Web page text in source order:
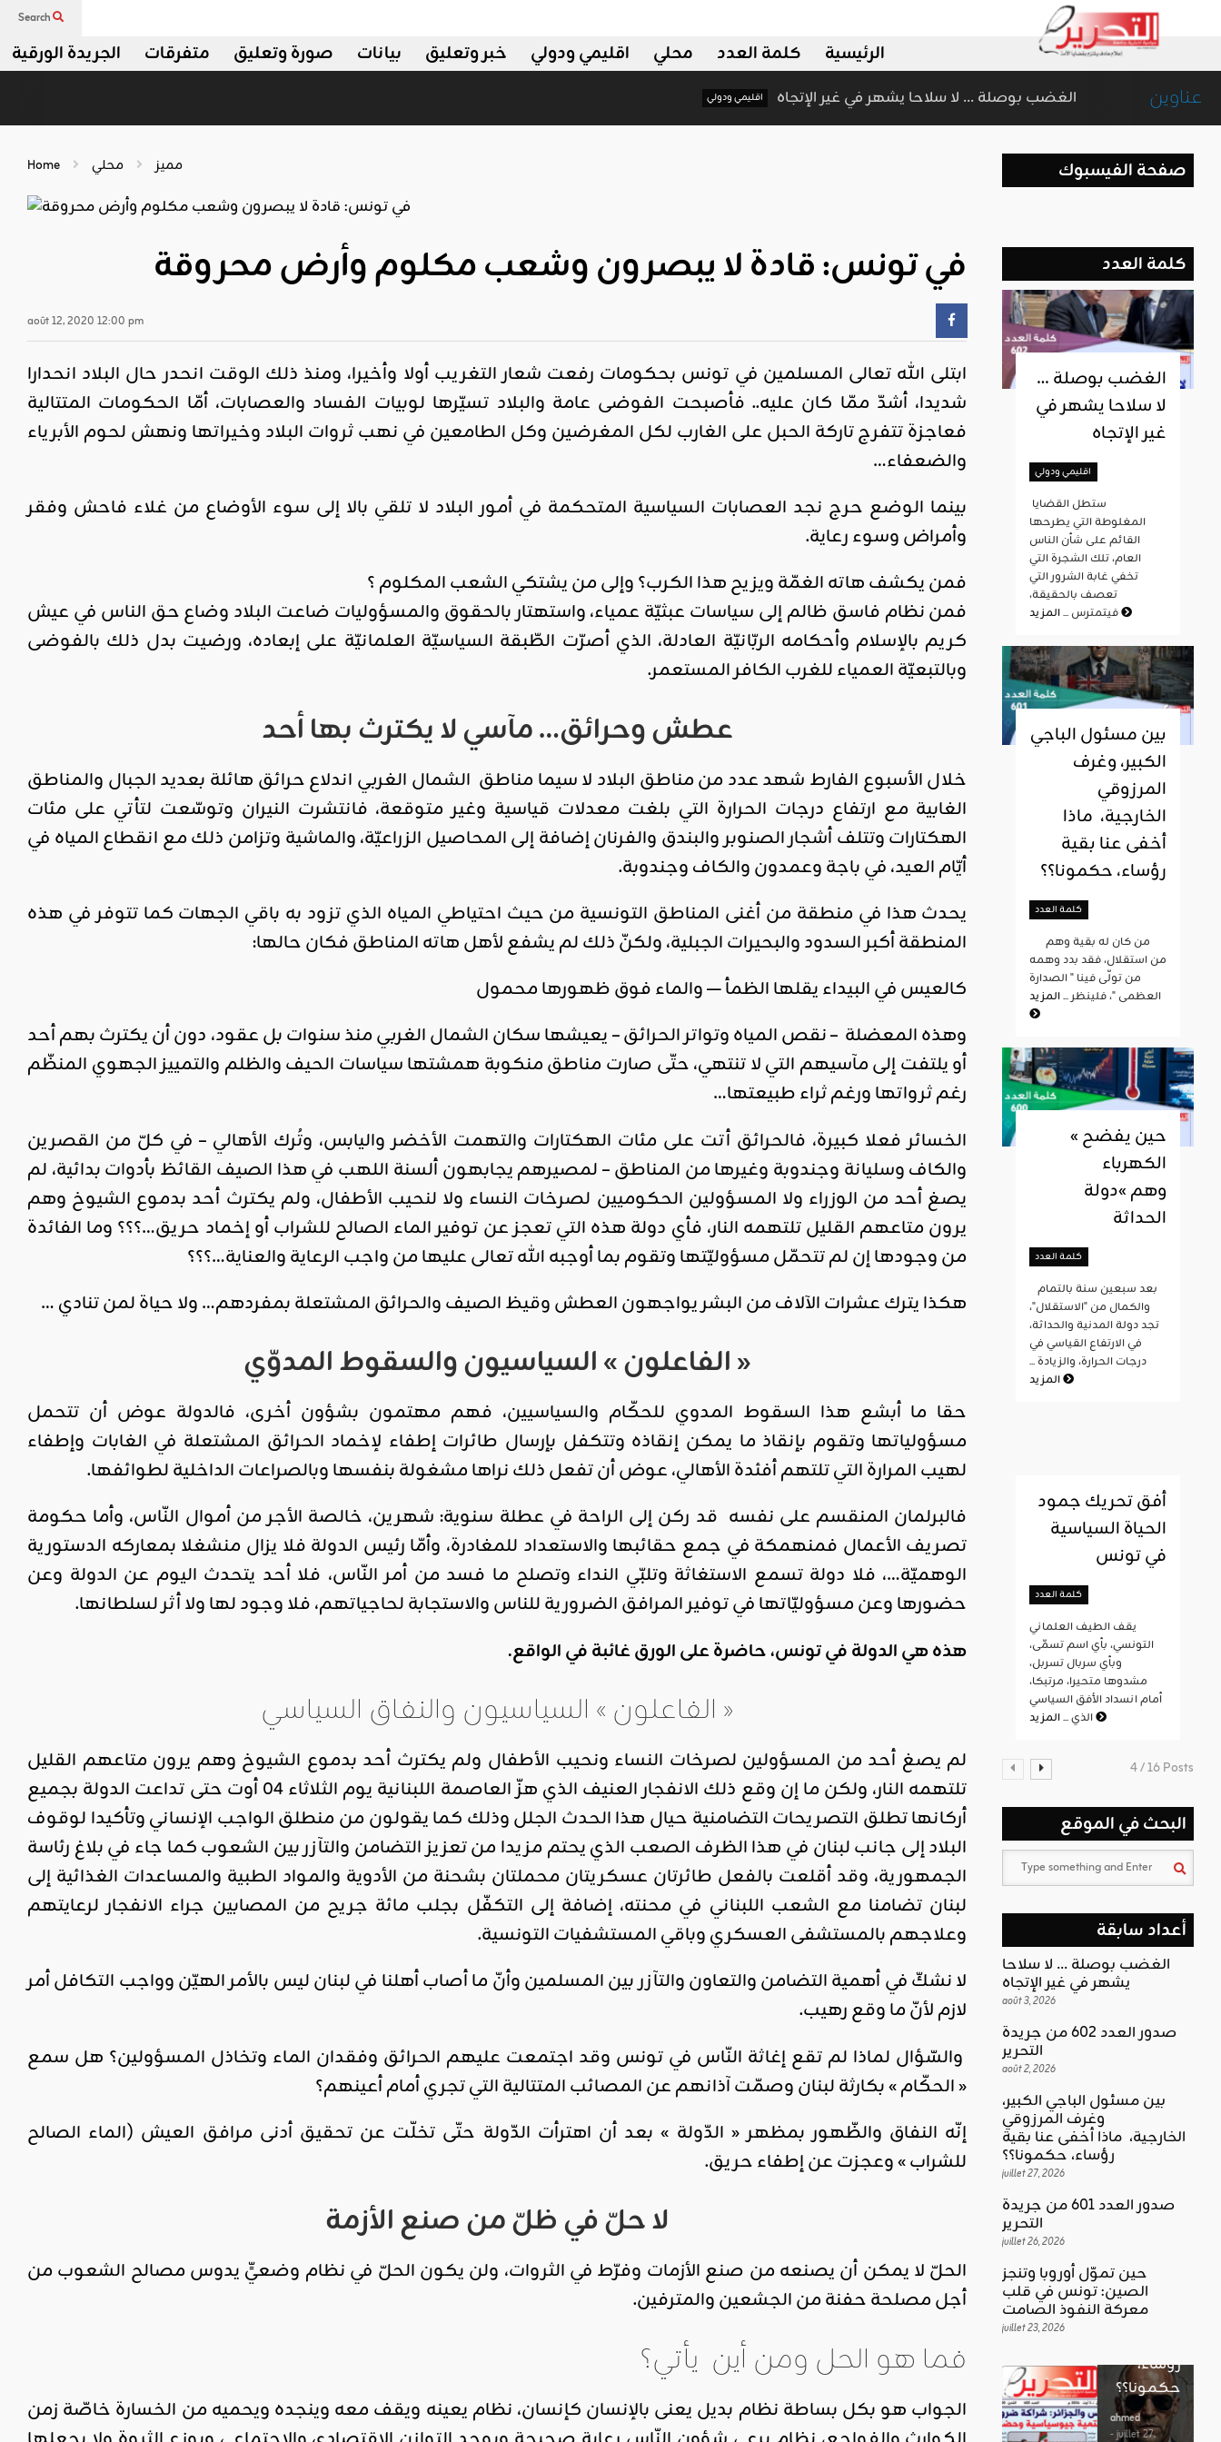
Search
الجريدة الورقية متفرقات صورة وتعليق بيانات خبر وتعليق اقليمي ودولي محلي كلمة العدد الرئيسية
عناوين الغضب بوصلة … لا سلاحا يشهر في غير الإتجاه اقليمي ودولي
Home مميز محلي
في تونس: قادة لا يبصرون وشعب مكلوم وأرض محروقة
août 12, 2020 12:00 pm
ابتلى الله تعالى المسلمين في تونس بحكومات رفعت شعار التغريب أولا وأخيرا، ومنذ ذلك الوقت انحدر حال البلاد انحدارا
شديدا، أشدّ ممّا كان عليه.. فأصبحت الفوضى عامة والبلاد تسيّرها لوبيات الفساد والعصابات، أمّا الحكومات المتتالية
فعاجزة تتفرج تاركة الحبل على الغارب لكل المغرضين وكل الطامعين في نهب ثروات البلاد وخيراتها ونهش لحوم الأبرياء
والضعفاء…
بينما الوضع حرج نجد العصابات السياسية المتحكمة في أمور البلاد لا تلقي بالا إلى سوء الأوضاع من غلاء فاحش وفقر
وأمراض وسوء رعاية.
فمن يكشف هاته الغمّة ويزيح هذا الكرب؟ وإلى من يشتكي الشعب المكلوم ؟
فمن نظام فاسق ظالم إلى سياسات عبثيّة عمياء، واستهتار بالحقوق والمسؤوليات ضاعت البلاد وضاع حق الناس في عيش
كريم بالإسلام وأحكامه الربّانيّة العادلة، الذي أصرّت الطّبقة السياسيّة العلمانيّة على إبعاده، ورضيت بدل ذلك بالفوضى
وبالتبعيّة العمياء للغرب الكافر المستعمر.
عطش وحرائق… مآسي لا يكترث بها أحد
خلال الأسبوع الفارط شهد عدد من مناطق البلاد لا سيما مناطق الشمال الغربي اندلاع حرائق هائلة بعديد الجبال والمناطق
الغابية مع ارتفاع درجات الحرارة التي بلغت معدلات قياسية وغير متوقعة، فانتشرت النيران وتوسّعت لتأتي على مئات
الهكتارات وتتلف أشجار الصنوبر والبندق والفرنان إضافة إلى المحاصيل الزراعيّة، والماشية وتزامن ذلك مع انقطاع المياه في
أيّام العيد، في باجة وعمدون والكاف وجندوبة.
يحدث هذا في منطقة من أغنى المناطق التونسية من حيث احتياطي المياه الذي تزود به باقي الجهات كما تتوفر في هذه
المنطقة أكبر السدود والبحيرات الجبلية، ولكنّ ذلك لم يشفع لأهل هاته المناطق فكان حالها:
كالعيس في البيداء يقلها الظمأ — والماء فوق ظهورها محمول
وهذه المعضلة – نقص المياه وتواتر الحرائق – يعيشها سكان الشمال الغربي منذ سنوات بل عقود، دون أن يكترث بهم أحد
أو يلتفت إلى مآسيهم التي لا تنتهي، حتّى صارت مناطق منكوبة همشتها سياسات الحيف والظلم والتمييز الجهوي المنظّم
رغم ثرواتها ورغم ثراء طبيعتها…
الخسائر فعلا كبيرة، فالحرائق أتت على مئات الهكتارات والتهمت الأخضر واليابس، وتُرك الأهالي – في كلّ من القصرين
والكاف وسليانة وجندوبة وغيرها من المناطق – لمصيرهم يجابهون ألسنة اللهب في هذا الصيف القائظ بأدوات بدائية، لم
يصغ أحد من الوزراء ولا المسؤولين الحكوميين لصرخات النساء ولا لنحيب الأطفال، ولم يكترث أحد بدموع الشيوخ وهم
يرون متاعهم القليل تلتهمه النار، فأي دولة هذه التي تعجز عن توفير الماء الصالح للشراب أو إخماد حريق…؟؟؟ وما الفائدة
من وجودها إن لم تتحمّل مسؤوليّتها وتقوم بما أوجبه الله تعالى عليها من واجب الرعاية والعناية…؟؟؟
هكذا يترك عشرات الآلاف من البشر يواجهون العطش وقيظ الصيف والحرائق المشتعلة بمفردهم… ولا حياة لمن تنادي …
« الفاعلون » السياسيون والسقوط المدوّي
حقا ما أبشع هذا السقوط المدوي للحكّام والسياسيين، فهم مهتمون بشؤون أخرى، فالدولة عوض أن تتحمل
مسؤولياتها وتقوم بإنقاذ ما يمكن إنقاذه وتتكفل بإرسال طائرات إطفاء لإخماد الحرائق المشتعلة في الغابات وإطفاء
لهيب المرارة التي تلتهم أفئدة الأهالي، عوض أن تفعل ذلك نراها مشغولة بنفسها وبالصراعات الداخلية لطوائفها.
فالبرلمان المنقسم على نفسه قد ركن إلى الراحة في عطلة سنوية: شهرين، خالصة الأجر من أموال النّاس، وأما حكومة
تصريف الأعمال فمنهمكة في جمع حقائبها والاستعداد للمغادرة، وأمّا رئيس الدولة فلا يزال منشغلا بمعاركه الدستورية
الوهميّة…، فلا دولة تسمع الاستغاثة وتلبّي النداء وتصلح ما فسد من أمر النّاس، فلا أحد يتحدث اليوم عن الدولة وعن
حضورها وعن مسؤوليّاتها في توفير المرافق الضرورية للناس والاستجابة لحاجياتهم، فلا وجود لها ولا أثر لسلطانها.
هذه هي الدولة في تونس، حاضرة على الورق غائبة في الواقع.
« الفاعلون » السياسيون والنفاق السياسي
لم يصغ أحد من المسؤولين لصرخات النساء ونحيب الأطفال ولم يكترث أحد بدموع الشيوخ وهم يرون متاعهم القليل
تلتهمه النار، ولكن ما إن وقع ذلك الانفجار العنيف الذي هزّ العاصمة اللبنانية يوم الثلاثاء 04 أوت حتى تداعت الدولة بجميع
أركانها تطلق التصريحات التضامنية حيال هذا الحدث الجلل وذلك كما يقولون من منطلق الواجب الإنساني وتأكيدا لوقوف
البلاد إلى جانب لبنان في هذا الظرف الصعب الذي يحتم مزيدا من تعزيز التضامن والتآزر بين الشعوب كما جاء في بلاغ رئاسة
الجمهورية، وقد أقلعت بالفعل طائرتان عسكريتان محملتان بشحنة من الأدوية والمواد الطبية والمساعدات الغذائية إلى
لبنان تضامنا مع الشعب اللبناني في محنته، إضافة إلى التكفّل بجلب مائة جريح من المصابين جراء الانفجار لرعايتهم
وعلاجهم بالمستشفى العسكري وباقي المستشفيات التونسية.
لا نشكّ في أهمية التضامن والتعاون والتآزر بين المسلمين وأنّ ما أصاب أهلنا في لبنان ليس بالأمر الهيّن وواجب التكافل أمر
لازم لأنّ ما وقع رهيب.
والسّؤال لماذا لم تقع إغاثة النّاس في تونس وقد اجتمعت عليهم الحرائق وفقدان الماء وتخاذل المسؤولين؟ هل سمع
« الحكّام » بكارثة لبنان وصمّت آذانهم عن المصائب المتتالية التي تجري أمام أعينهم؟
إنّه النفاق والظّهور بمظهر « الدّولة » بعد أن اهترأت الدّولة حتّى تخلّت عن تحقيق أدنى مرافق العيش (الماء الصالح
للشراب » وعجزت عن إطفاء حريق.
لا حلّ في ظلّ من صنع الأزمة
الحلّ لا يمكن أن يصنعه من صنع الأزمات وفرّط في الثروات، ولن يكون الحلّ في نظام وضعيٍّ يدوس مصالح الشعوب من
أجل مصلحة حفنة من الجشعين والمترفين.
فما هو الحل ومن أين يأتي؟
الجواب هو بكل بساطة نظام بديل يعنى بالإنسان كإنسان، نظام يعينه ويقف معه وينجده ويحميه من الخسارة خاصّة زمن
صفحة الفيسبوك
كلمة العدد
الغضب بوصلة …
لا سلاحا يشهر في
غير الإتجاه
اقليمي ودولي
المغلوطة التي يطرحها
القائم على شأن الناس
العام، تلك الشجرة التي
تخفي غابة الشرور التي
تعصف بالحقيقة،
فيتمترس ...المزيد
بين مسئول الباجي
الكبير، وغرف
المرزوقي
الخارجية، ماذا
أخفى عنا بقية
رؤساء، حكمونا؟؟
كلمة العدد
من استقلال، فقد بدد وهمه
من تولّى فينا " الصدارة
العظمى "، فلينظر ...المزيد
« حين يفضح
الكهرباء
وهم »دولة
الحداثة
كلمة العدد
والكمال من "الاستقلال"،
تجد دولة المدنية والحداثة،
في الارتفاع القياسي في
درجات الحرارة، والزيادة ...
المزيد
أفق تحريك جمود
الحياة السياسية
في تونس
كلمة العدد
يقف الطيف العلماني
التونسي، بأي اسم تسمّى،
وبأي سربال تسربل،
مشدوها متحيرا، مرتبكا،
أمام انسداد الأفق السياسي
الذي ...المزيد
4 / 16 Posts
البحث في الموقع
أعداد سابقة
الغضب بوصلة … لا سلاحا
يشهر في غير الإتجاه
août 3, 2026
صدور العدد 602 من جريدة
التحرير
août 2, 2026
بين مسئول الباجي الكبير،
وغرف المرزوقي
الخارجية، ماذا أخفى عنا بقية
رؤساء، حكمونا؟؟
juillet 27, 2026
صدور العدد 601 من جريدة
التحرير
juillet 26, 2026
حين تموّل أوروبا وتنجز
الصين: تونس في قلب
معركة النفوذ الصامت
juillet 23, 2026
اقليمي ودولي
حين تموّل
تونس في
قلب
معركة
الصامت
- juillet 23,
2026
0
بوصلة …
لا سلاحا
يشهر في
ahmed
بين
الباجي
المرزوقي
الخارجية،
ماذا أخفى
رؤساء،
حكمونا؟؟
ahmed
- juillet 27,